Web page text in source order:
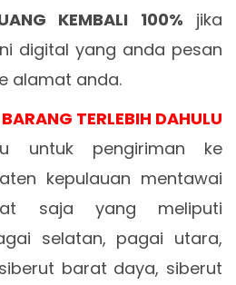
KEMBALI 100% jika
digital yang anda pesan
alamat anda.
TERLEBIH DAHULU
untuk pengiriman ke
kepulauan mentawai
saja yang meliputi
selatan, pagai utara,
barat daya, siberut